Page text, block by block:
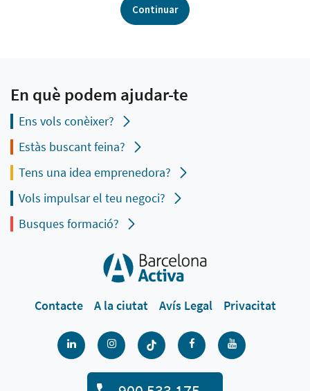
Continuar
En què podem ajudar-te
Ens vols conèixer?
Estàs buscant feina?
Tens una idea emprenedora?
Vols impulsar el teu negoci?
Busques formació?
Contacte A la ciutat Avís Legal Privacitat